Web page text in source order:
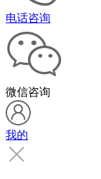
电话咨询
微信咨询
我的